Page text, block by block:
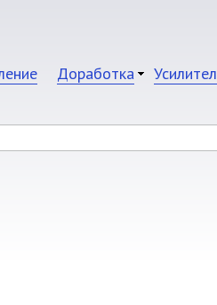
Доработка